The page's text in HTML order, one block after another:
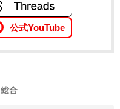
公式YouTube
総合